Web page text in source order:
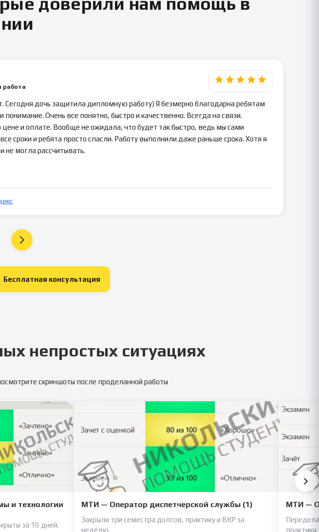
работа
Сегодня дочь защитила дипломную работу) Я безмерно благодарна ребятам
понимание. Очень все понятно, быстро и качественно. Всегда на связи.
цене и оплате. Вообще не ожидала, что будет так быстро, ведь мы сами
сроки и ребята просто спасли. Работу выполнили даже раньше срока. Хотя я
не могла рассчитывать.
Бесплатная консультация
непростых ситуациях
скриншоты после проделанной работы
и технологии
за 10 дней.
МТИ — Оператор диспетчерской службы (1)
Закрыли три семестра долгов, практику и ВКР за
неделю.
МТИ —
практики.